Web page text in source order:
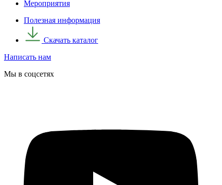
Мероприятия
Полезная информация
Скачать каталог
Написать нам
Мы в соцсетях